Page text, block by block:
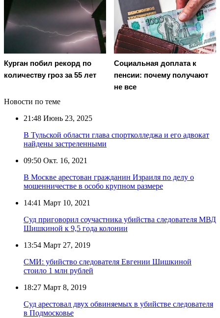
Курган побил рекорд по
количеству гроз за 55 лет
Социальная доплата к
пенсии: почему получают
не все
Новости по теме
21:48 Июнь 23, 2025
В Тульской области глава спортколледжа и его адвокат
найдены застреленными
09:50 Окт. 16, 2021
В Москве арестован гражданин Израиля по делу о
мошенничестве в особо крупном размере
14:41 Март 10, 2021
Суд приговорил соучастника убийства следователя МВД
Шишкиной к 9,5 года колонии
13:54 Март 27, 2019
СМИ: убийство следователя Евгении Шишкиной
стоило 1 млн рублей
18:27 Март 8, 2019
Суд арестовал двух обвиняемых в убийстве следователя
в Подмосковье